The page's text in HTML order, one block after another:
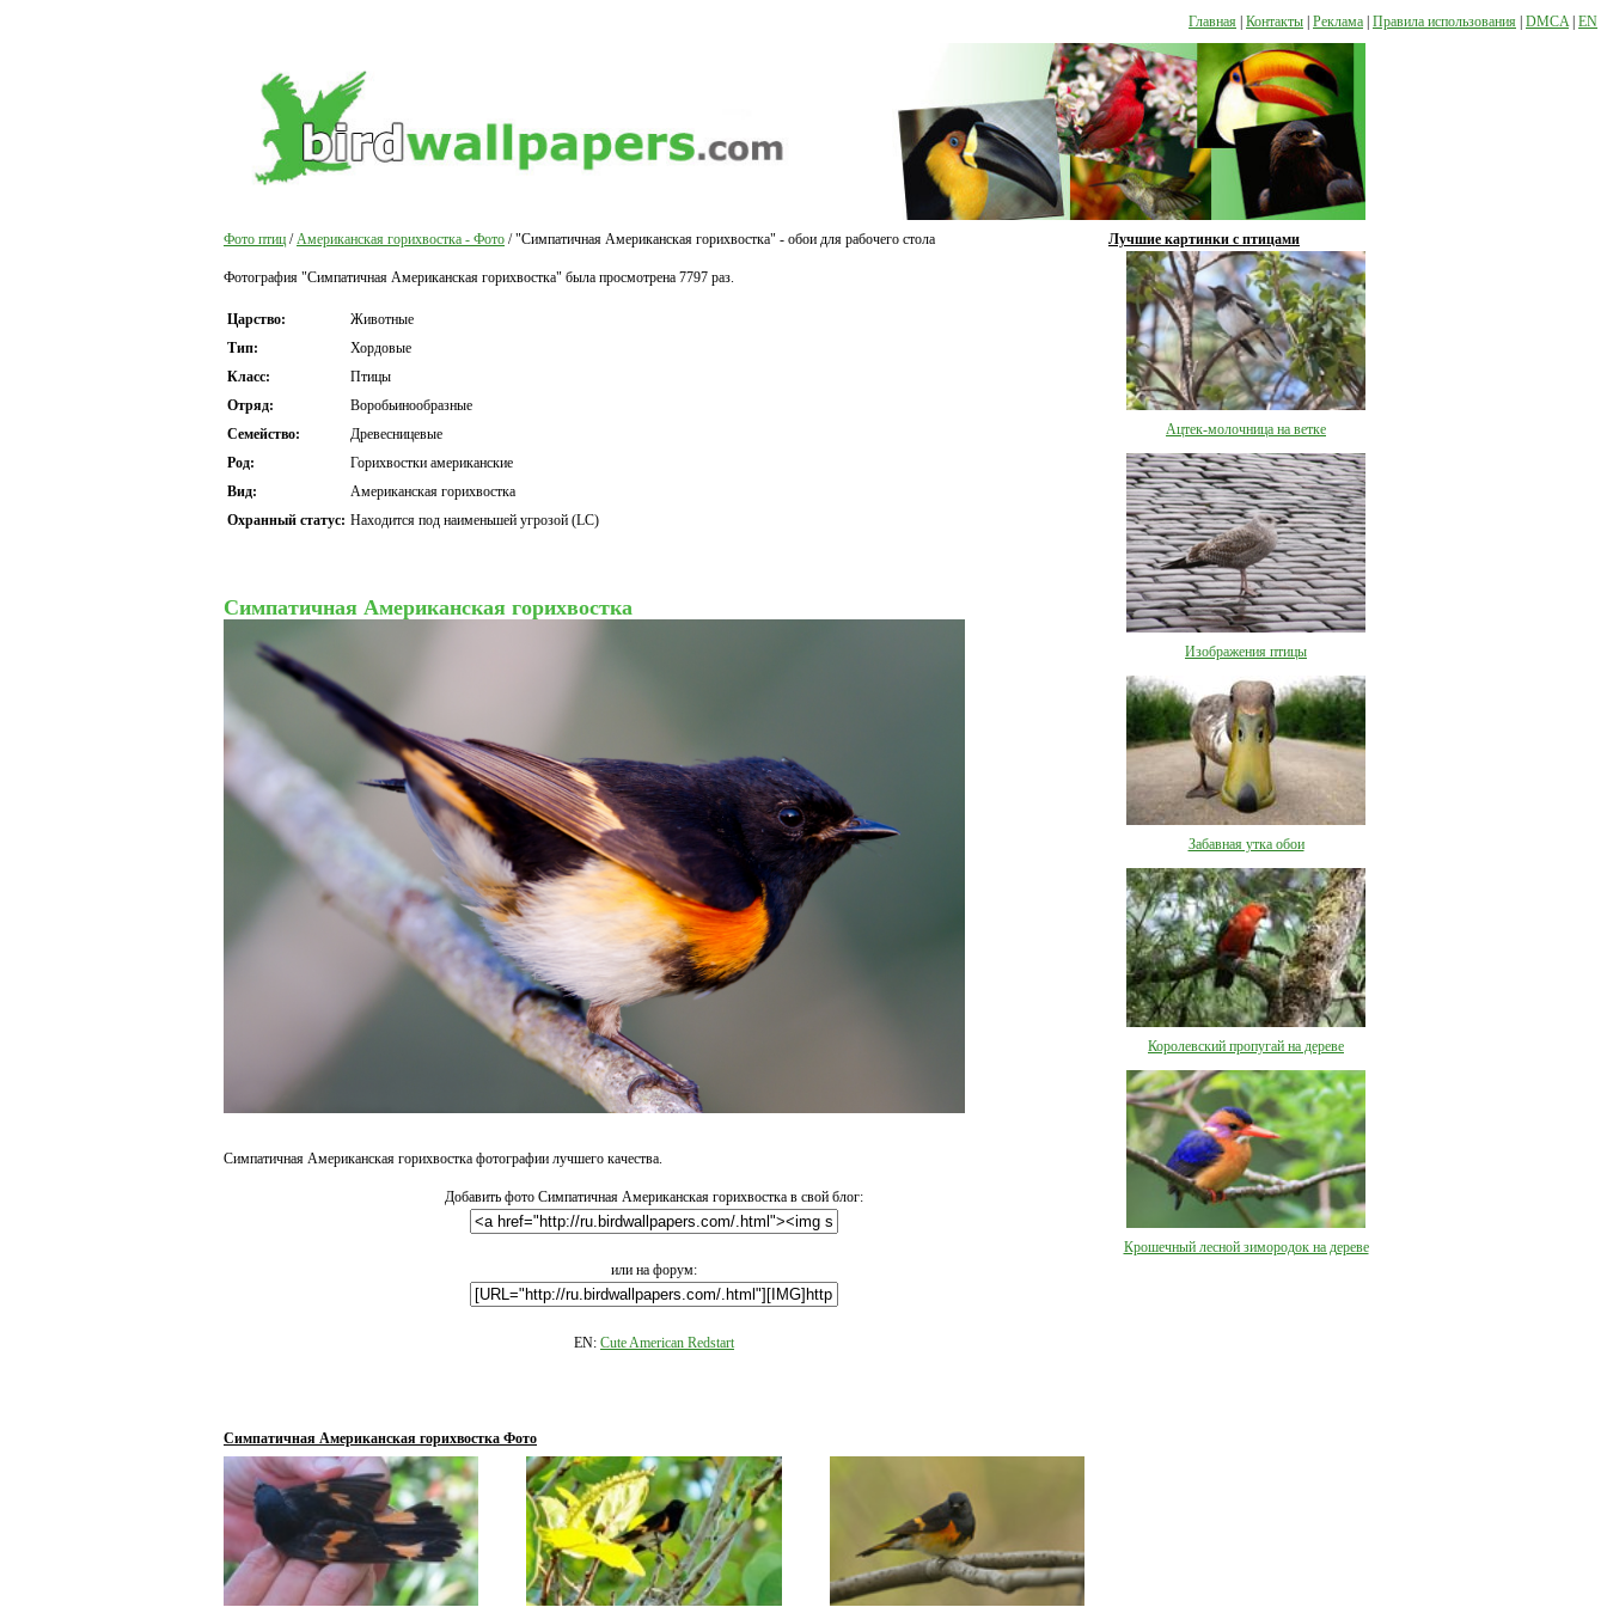
Главная Контакты Реклама Правила использования DMCA EN
Фото птиц / Американская горихвостка - Фото / "Симпатичная Американская горихвостка" - обои для рабочего стола
Фотография "Симпатичная Американская горихвостка" была просмотрена 7797 раз.
Царство:
Животные
Тип:
Хордовые
Класс:
Птицы
Отряд:
Воробьинообразные
Семейство:
Древесницевые
Род:
Горихвостки американские
Вид:
Американская горихвостка
Охранный статус: Находится под наименьшей угрозой (LC)
Симпатичная Американская горихвостка
Симпатичная Американская горихвостка фотографии лучшего качества.
Добавить фото Симпатичная Американская горихвостка в свой блог:
или на форум:
EN: Cute American Redstart
Симпатичная Американская горихвостка Фото
Лучшие картинки с птицами
Ацтек-молочница на ветке
Изображения птицы
Забавная утка обои
Королевский пропугай на дереве
Крошечный лесной зимородок на дереве